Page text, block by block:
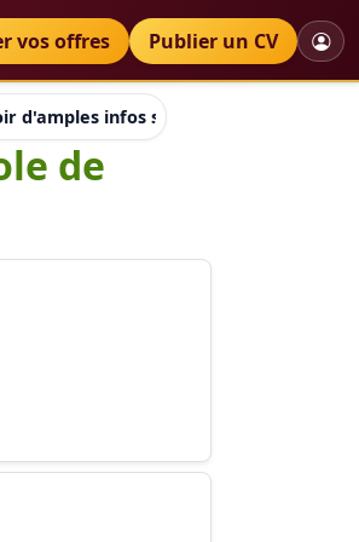
Petites annonces
vos offres Publier un CV
d'amples infos sur l'inscription dans
de